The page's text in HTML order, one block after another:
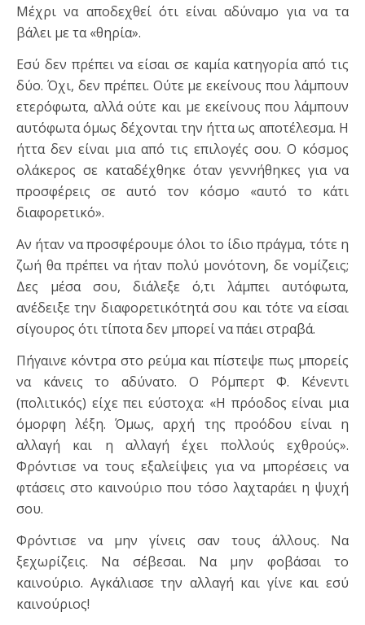
Μέχρι να αποδεχθεί ότι είναι αδύναμο για να τα
βάλει με τα «θηρία».
Εσύ δεν πρέπει να είσαι σε καμία κατηγορία από τις
δύο. Όχι, δεν πρέπει. Ούτε με εκείνους που λάμπουν
ετερόφωτα, αλλά ούτε και με εκείνους που λάμπουν
αυτόφωτα όμως δέχονται την ήττα ως αποτέλεσμα. Η
ήττα δεν είναι μια από τις επιλογές σου. Ο κόσμος
ολάκερος σε καταδέχθηκε όταν γεννήθηκες για να
προσφέρεις σε αυτό τον κόσμο «αυτό το κάτι
διαφορετικό».
Αν ήταν να προσφέρουμε όλοι το ίδιο πράγμα, τότε η
ζωή θα πρέπει να ήταν πολύ μονότονη, δε νομίζεις;
Δες μέσα σου, διάλεξε ό,τι λάμπει αυτόφωτα,
ανέδειξε την διαφορετικότητά σου και τότε να είσαι
σίγουρος ότι τίποτα δεν μπορεί να πάει στραβά.
Πήγαινε κόντρα στο ρεύμα και πίστεψε πως μπορείς
να κάνεις το αδύνατο. Ο Ρόμπερτ Φ. Κένεντι
(πολιτικός) είχε πει εύστοχα: «Η πρόοδος είναι μια
όμορφη λέξη. Όμως, αρχή της προόδου είναι η
αλλαγή και η αλλαγή έχει πολλούς εχθρούς».
Φρόντισε να τους εξαλείψεις για να μπορέσεις να
φτάσεις στο καινούριο που τόσο λαχταράει η ψυχή
σου.
Φρόντισε να μην γίνεις σαν τους άλλους. Να
ξεχωρίζεις. Να σέβεσαι. Να μην φοβάσαι το
καινούριο. Αγκάλιασε την αλλαγή και γίνε και εσύ
καινούριος!